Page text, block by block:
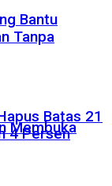
Membuka
Bantu
Tanpa
Batas 21
4 Persen